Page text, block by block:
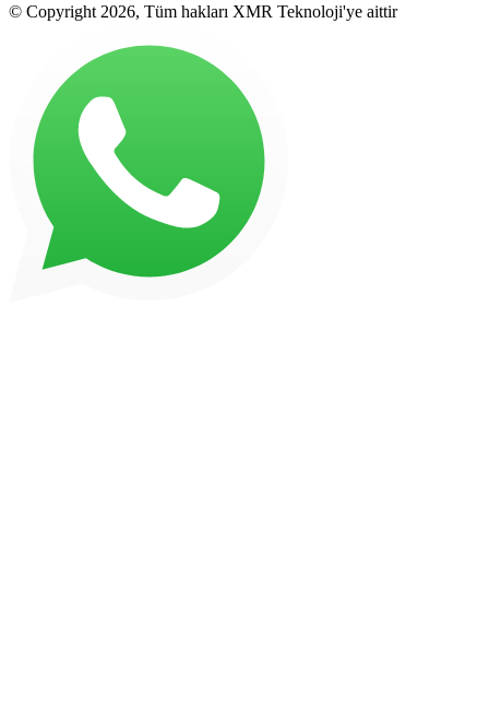
© Copyright 2026, Tüm hakları XMR Teknoloji'ye aittir